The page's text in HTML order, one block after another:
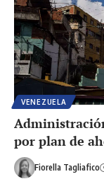
VENEZUELA
por plan de
Fiorella Tagliafico